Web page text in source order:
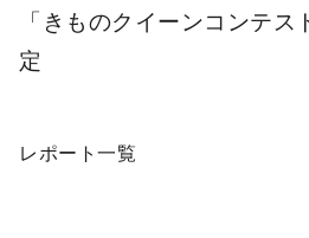
「きものクイーンコンテ
定
レポート一覧